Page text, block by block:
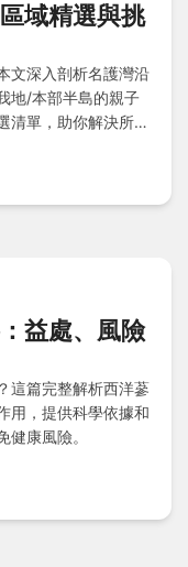
域精選與挑
文深入剖析名護灣沿
地/本部半島的親子
清單，助你解決所有
益處、風險
這篇完整解析西洋蔘
用，提供科學依據和
康風險。